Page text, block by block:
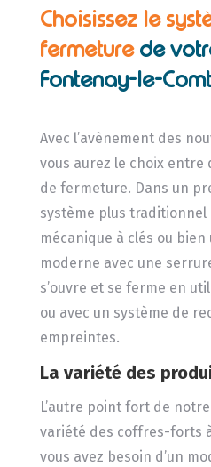
Choisissez le
fermeture de
Fontenay-le-
Avec l’avènement des
vous aurez le choix
de fermeture. Dans un
système plus
mécanique à clés ou
moderne avec une
s’ouvre et se ferme en
ou avec un système de
empreintes.
La variété des
L’autre point fort de
variété des coffres-forts
vous avez besoin d’un